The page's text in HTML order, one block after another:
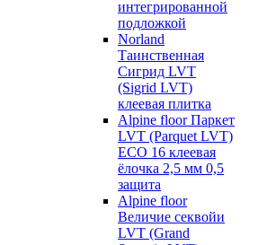
интегрированной
подложкой
Norland
Таинственная
Сигрид LVT
(Sigrid LVT)
клеевая плитка
Alpine floor Паркет
LVT (Parquet LVT)
ECO 16 клеевая
ёлочка 2,5 мм 0,5
защита
Alpine floor
Величие секвойи
LVT (Grand